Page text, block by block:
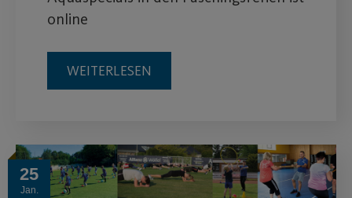
online
WEITERLESEN
25
Jan.